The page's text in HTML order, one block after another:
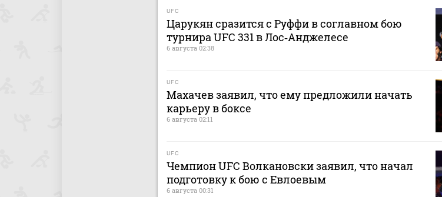
UFC
Царукян сразится с Руффи в соглавном бою
турнира UFC 331 в Лос‑Анджелесе
6 августа 02:38
UFC
Махачев заявил, что ему предложили начать
карьеру в боксе
6 августа 02:11
UFC
Чемпион UFC Волкановски заявил, что начал
подготовку к бою с Евлоевым
6 августа 00:31